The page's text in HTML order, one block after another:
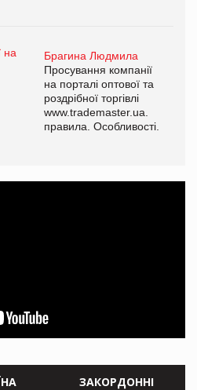
Брагина Людмила
Просування компанії
на порталі оптової та
роздрібної торгівлі
www.trademaster.ua.
правила. Особливості.
ЗАКОРДОННІ